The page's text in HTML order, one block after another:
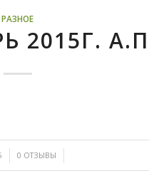
РАЗНОЕ
2015Г.
0 ОТЗЫВЫ
/